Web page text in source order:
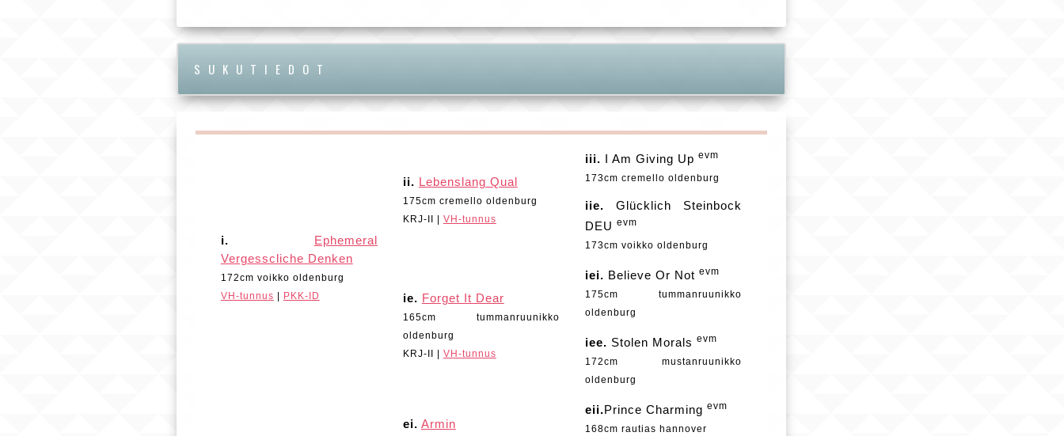
SUKUTIEDOT
i.
Ephemeral
Vergesscliche Denken
172cm voikko oldenburg
VH-tunnus | PKK-ID
ii. Lebenslang Qual
175cm cremello oldenburg
KRJ-II | VH-tunnus
iii. I Am Giving Up evm
173cm cremello oldenburg
iie. Glücklich Steinbock
DEU evm
173cm voikko oldenburg
ie. Forget It Dear
165cm tummanruunikko
oldenburg
KRJ-II | VH-tunnus
iei. Believe Or Not evm
175cm tummanruunikko
oldenburg
iee. Stolen Morals evm
172cm mustanruunikko
oldenburg
ei. Armin
eii.Prince Charming evm
168cm rautias hannover